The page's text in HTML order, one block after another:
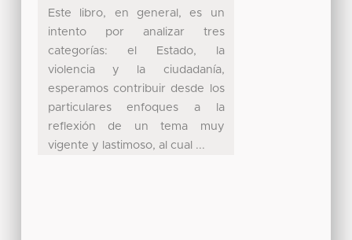
Este libro, en general, es un
intento por analizar tres
categorías: el Estado, la
violencia y la ciudadanía,
esperamos contribuir desde los
particulares enfoques a la
reflexión de un tema muy
vigente y lastimoso, al cual ...